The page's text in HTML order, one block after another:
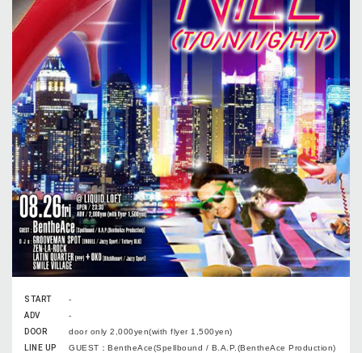
START
-
ADV
-
DOOR
door only 2,000yen(with flyer 1,500yen)
LINE UP
GUEST：BentheAce(Spellbound / B.A.P.(BentheAce Production)